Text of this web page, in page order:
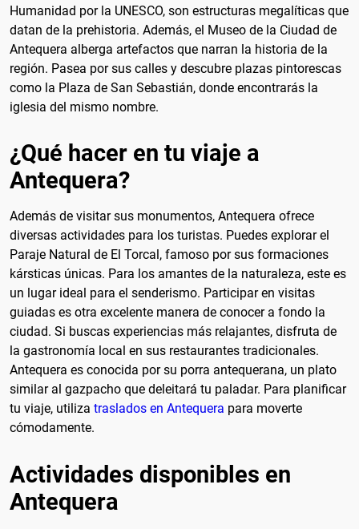
Humanidad por la UNESCO, son estructuras megalíticas que
datan de la prehistoria. Además, el Museo de la Ciudad de
Antequera alberga artefactos que narran la historia de la
región. Pasea por sus calles y descubre plazas pintorescas
como la Plaza de San Sebastián, donde encontrarás la
iglesia del mismo nombre.
¿Qué hacer en tu viaje a
Antequera?
Además de visitar sus monumentos, Antequera ofrece
diversas actividades para los turistas. Puedes explorar el
Paraje Natural de El Torcal, famoso por sus formaciones
kársticas únicas. Para los amantes de la naturaleza, este es
un lugar ideal para el senderismo. Participar en visitas
guiadas es otra excelente manera de conocer a fondo la
ciudad. Si buscas experiencias más relajantes, disfruta de
la gastronomía local en sus restaurantes tradicionales.
Antequera es conocida por su porra antequerana, un plato
similar al gazpacho que deleitará tu paladar. Para planificar
tu viaje, utiliza traslados en Antequera para moverte
cómodamente.
Actividades disponibles en
Antequera